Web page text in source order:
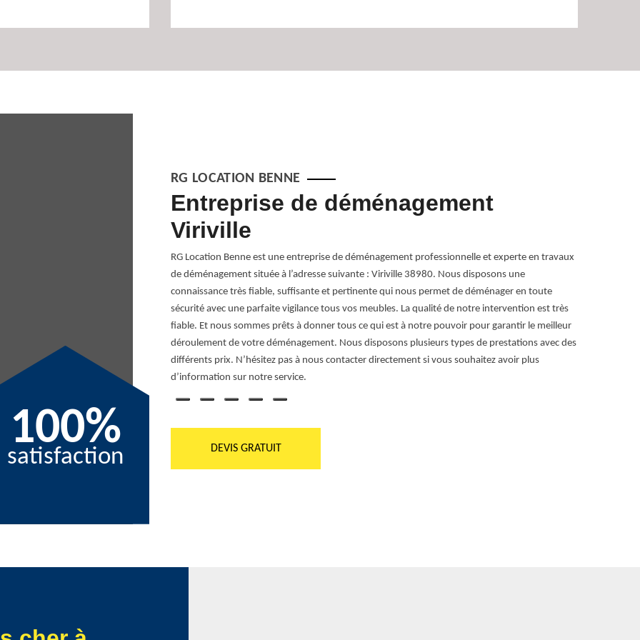
100%
satisfaction
RG LOCATION BENNE
est à récupérer en
Entreprise de déménagement
Viriville
RG Location Benne est une entreprise de déménagement professionnelle et experte en travaux
de déménagement située à l’adresse suivante : Viriville 38980. Nous disposons une
connaissance très fiable, suffisante et pertinente qui nous permet de déménager en toute
sécurité avec une parfaite vigilance tous vos meubles. La qualité de notre intervention est très
fiable. Et nous sommes prêts à donner tous ce qui est à notre pouvoir pour garantir le meilleur
déroulement de votre déménagement. Nous disposons plusieurs types de prestations avec des
différents prix. N’hésitez pas à nous contacter directement si vous souhaitez avoir plus
d’information sur notre service.
DEVIS GRATUIT